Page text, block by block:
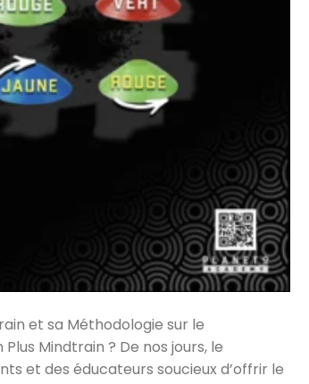
et sa Méthodologie sur le
Mindtrain ? De nos jours, le
et des éducateurs soucieux d’offrir le